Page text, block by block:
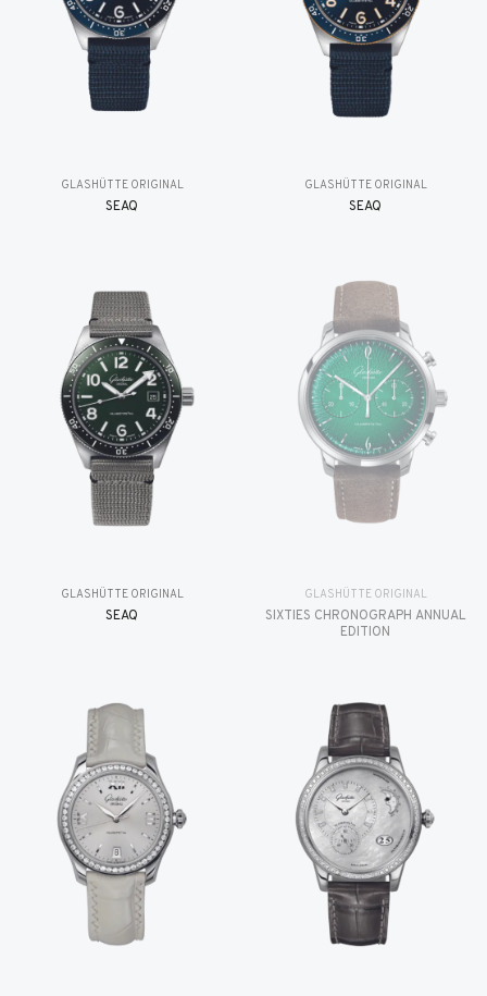
GLASHÜTTE ORIGINAL
SEAQ
GLASHÜTTE ORIGINAL
SEAQ
GLASHÜTTE ORIGINAL
SEAQ
GLASHÜTTE ORIGINAL
SIXTIES CHRONOGRAPH ANNUAL
EDITION